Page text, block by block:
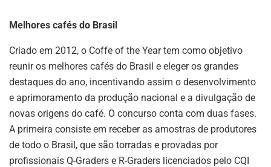
Melhores cafés do Brasil
Criado em 2012, o Coffe of the Year tem como objetivo
reunir os melhores cafés do Brasil e eleger os grandes
destaques do ano, incentivando assim o desenvolvimento
e aprimoramento da produção nacional e a divulgação de
novas origens do café. O concurso conta com duas fases.
A primeira consiste em receber as amostras de produtores
de todo o Brasil, que são torradas e provadas por
profissionais Q-Graders e R-Graders licenciados pelo CQI